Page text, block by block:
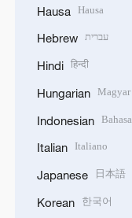
Hausa Hausa
Hebrew עברית
Hindi हिन्दी
Hungarian Magyar
Indonesian
Italian Italiano
Japanese 日本語
Korean 한국어